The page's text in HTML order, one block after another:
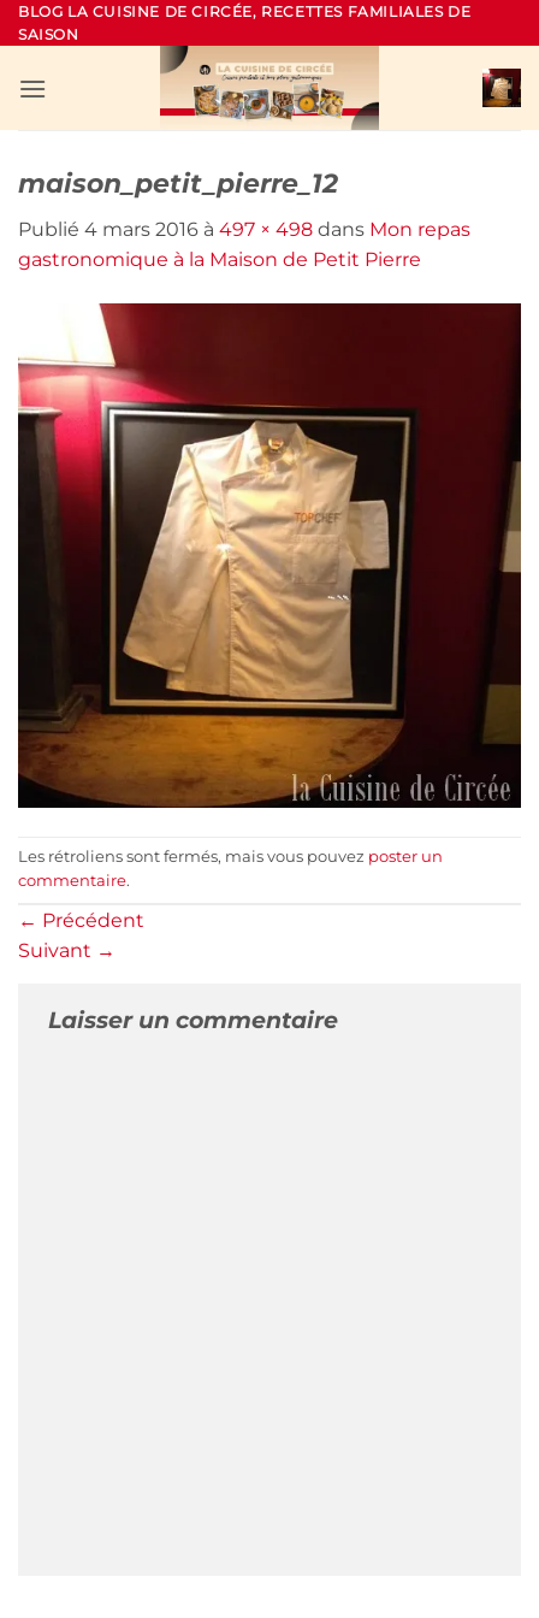
Passer
au
BLOG LA CUISINE DE CIRCÉE, RECETTES FAMILIALES DE
SAISON
maison_petit_pierre_12
Publié 4 mars 2016 à 497 × 498 dans Mon repas
gastronomique à la Maison de Petit Pierre
Les rétroliens sont fermés, mais vous pouvez poster un
commentaire.
← Précédent
Suivant →
Laisser un commentaire